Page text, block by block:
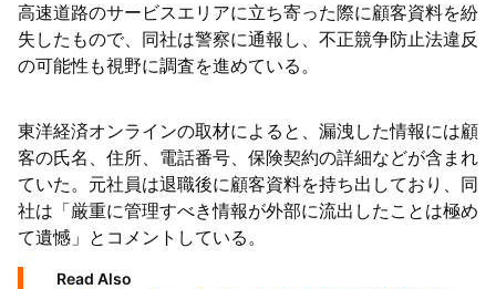
高速道路のサービスエリアに立ち寄った際に顧客資料を紛
失したもので、同社は警察に通報し、不正競争防止法違反
の可能性も視野に調査を進めている。
東洋経済オンラインの取材によると、漏洩した情報には顧
客の氏名、住所、電話番号、保険契約の詳細などが含まれ
ていた。元社員は退職後に顧客資料を持ち出しており、同
社は「厳重に管理すべき情報が外部に流出したことは極め
て遺憾」とコメントしている。
Read Also